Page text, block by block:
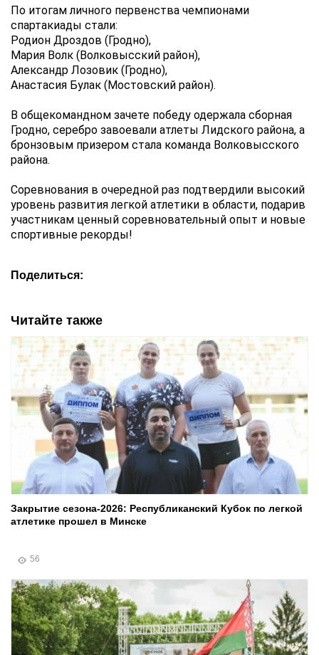
По итогам личного первенства чемпионами
спартакиады стали:
Родион Дроздов (Гродно),
Мария Волк (Волковысский район),
Александр Лозовик (Гродно),
Анастасия Булак (Мостовский район).
В общекомандном зачете победу одержала сборная
Гродно, серебро завоевали атлеты Лидского района, а
бронзовым призером стала команда Волковысского
района.
Соревнования в очередной раз подтвердили высокий
уровень развития легкой атлетики в области, подарив
участникам ценный соревновательный опыт и новые
спортивные рекорды!
Поделиться:
Читайте также
Закрытие сезона-2026: Республиканский Кубок по легкой
атлетике прошел в Минске
56